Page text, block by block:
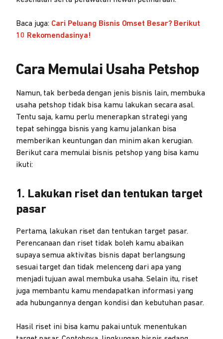
Baca juga: Cari Peluang Bisnis Omset Besar? Berikut
10 Rekomendasinya!
Cara Memulai Usaha Petshop
Namun, tak berbeda dengan jenis bisnis lain, membuka
usaha petshop tidak bisa kamu lakukan secara asal.
Tentu saja, kamu perlu menerapkan strategi yang
tepat sehingga bisnis yang kamu jalankan bisa
memberikan keuntungan dan minim akan kerugian.
Berikut cara memulai bisnis petshop yang bisa kamu
ikuti:
1. Lakukan riset dan tentukan target
pasar
Pertama, lakukan riset dan tentukan target pasar.
Perencanaan dan riset tidak boleh kamu abaikan
supaya semua aktivitas bisnis dapat berlangsung
sesuai target dan tidak melenceng dari apa yang
menjadi tujuan awal membuka usaha. Selain itu, riset
juga membantu kamu mendapatkan informasi yang
ada hubungannya dengan kondisi dan kebutuhan pasar.
Hasil riset ini bisa kamu pakai untuk menentukan